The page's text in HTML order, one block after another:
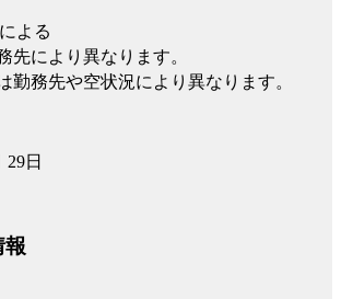
よる
先により異なります。
勤務先や空状況により異なります。
29日
報